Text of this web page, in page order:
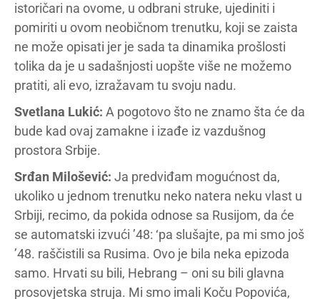
istoričari na ovome, u odbrani struke, ujediniti i
pomiriti u ovom neobičnom trenutku, koji se zaista
ne može opisati jer je sada ta dinamika prošlosti
tolika da je u sadašnjosti uopšte više ne možemo
pratiti, ali evo, izražavam tu svoju nadu.
Svetlana Lukić: A pogotovo što ne znamo šta će da
bude kad ovaj zamakne i izađe iz vazdušnog
prostora Srbije.
Srđan Milošević: Ja predviđam mogućnost da,
ukoliko u jednom trenutku neko natera neku vlast u
Srbiji, recimo, da pokida odnose sa Rusijom, da će
se automatski izvući ’48: ‘pa slušajte, pa mi smo još
’48. raščistili sa Rusima. Ovo je bila neka epizoda
samo. Hrvati su bili, Hebrang – oni su bili glavna
prosovjetska struja. Mi smo imali Koču Popovića,